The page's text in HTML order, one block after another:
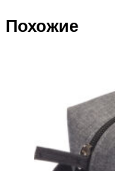
Похожие